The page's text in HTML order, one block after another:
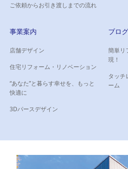
ご依頼からお引き渡しまでの流れ
事業案内
店舗デザイン
住宅リフォーム・リノベーション
“あなた”と暮らす幸せを、もっと
快適に
3Dパースデザイン
ブロ
簡単リ
現！
タッチ
ーム